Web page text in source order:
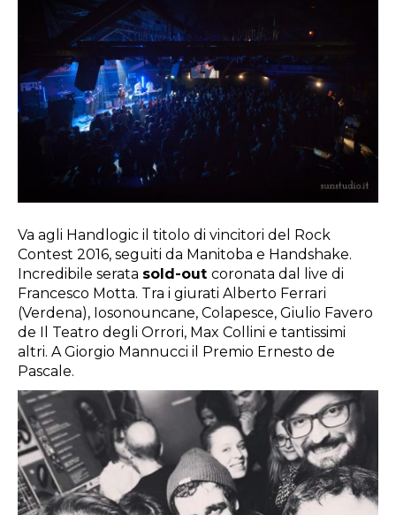
Va agli Handlogic il titolo di vincitori del Rock
Contest 2016, seguiti da Manitoba e Handshake.
Incredibile serata sold-out coronata dal live di
Francesco Motta. Tra i giurati Alberto Ferrari
(Verdena), Iosonouncane, Colapesce, Giulio Favero
de Il Teatro degli Orrori, Max Collini e tantissimi
altri. A Giorgio Mannucci il Premio Ernesto de
Pascale.